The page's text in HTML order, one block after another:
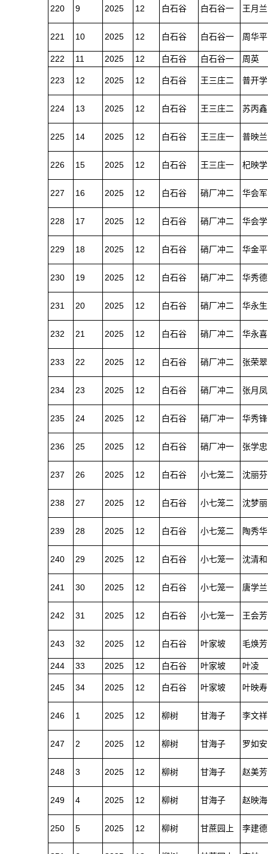
220 9 2025 12 白石谷 白石谷一 王月兰
221 10 2025 12 白石谷 白石谷一 周华平
222 11 2025 12 白石谷 白石谷一 周英
223 12 2025 12 白石谷 王三庄二 普开学
224 13 2025 12 白石谷 王三庄二 苏丙鑫
225 14 2025 12 白石谷 王三庄一 普映兰
226 15 2025 12 白石谷 王三庄一 杞映学
227 16 2025 12 白石谷 硝厂冲二 华会军
228 17 2025 12 白石谷 硝厂冲二 华会学
229 18 2025 12 白石谷 硝厂冲二 华金平
230 19 2025 12 白石谷 硝厂冲二 华秀德
231 20 2025 12 白石谷 硝厂冲二 华永生
232 21 2025 12 白石谷 硝厂冲二 华永喜
233 22 2025 12 白石谷 硝厂冲二 张荣翠
234 23 2025 12 白石谷 硝厂冲二 张月凤
235 24 2025 12 白石谷 硝厂冲一 华秀锋
236 25 2025 12 白石谷 硝厂冲一 张学忠
237 26 2025 12 白石谷 小七笼二 沈丽芬
238 27 2025 12 白石谷 小七笼二 沈梦丽
239 28 2025 12 白石谷 小七笼二 陶秀华
240 29 2025 12 白石谷 小七笼一 沈清和
241 30 2025 12 白石谷 小七笼一 唐学兰
242 31 2025 12 白石谷 小七笼一 王会芳
243 32 2025 12 白石谷 叶家坡 毛焕芳
244 33 2025 12 白石谷 叶家坡 叶凌
245 34 2025 12 白石谷 叶家坡 叶映寿
246 1 2025 12 柳树 甘海子 李文祥
247 2 2025 12 柳树 甘海子 罗如安
248 3 2025 12 柳树 甘海子 赵美芳
249 4 2025 12 柳树 甘海子 赵映海
250 5 2025 12 柳树 甘蔗园上 李建德